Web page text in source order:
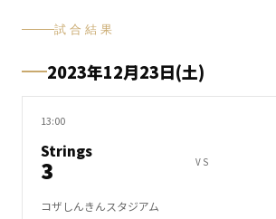
試合結果
2023年12月23日(土)
13:00
Strings
3 VS
コザしんきんスタジアム